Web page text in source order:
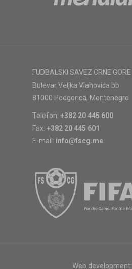
FUDBALSKI SAVEZ CRNE GORE
Bulevar Veljka Vlahovića bb
81000 Podgorica, Montenegro
Telefon: +382 20 445 600
Fax: +382 20 445 601
E-mail: info@fscg.me
Web development: